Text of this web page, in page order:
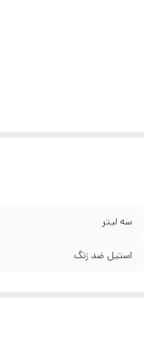
سه لیتر
استیل ضد زنگ